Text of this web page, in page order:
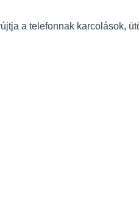
a telefonnak karcolások,